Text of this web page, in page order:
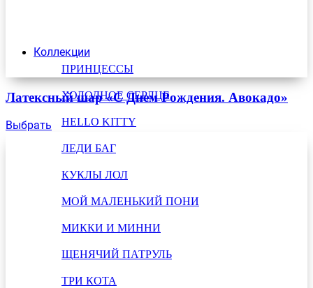
Коллекции
ПРИНЦЕССЫ
ХОЛОДНОЕ СЕРДЦЕ
HELLO KITTY
ЛЕДИ БАГ
КУКЛЫ ЛОЛ
МОЙ МАЛЕНЬКИЙ ПОНИ
МИККИ И МИННИ
ЩЕНЯЧИЙ ПАТРУЛЬ
ТРИ КОТА
Латексный шар «С Днем Рождения. Авокадо»
Выбрать